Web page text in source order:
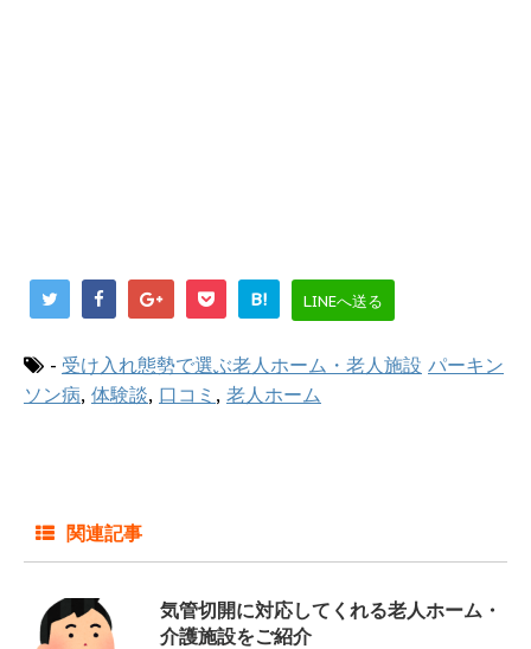
B! LINEへ送る
- 受け入れ態勢で選ぶ老人ホーム・老人施設 パーキン
ソン病, 体験談, 口コミ , 老人ホーム
関連記事
気管切開に対応してくれる老人ホーム・
介護施設をご紹介